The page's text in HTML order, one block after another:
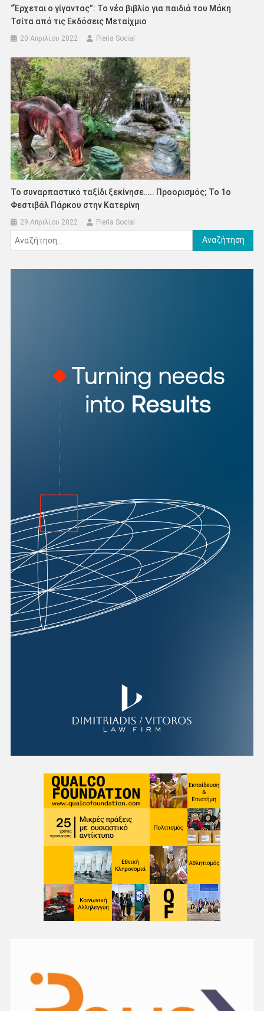
“Έρχεται ο γίγαντας”: Το νέο βιβλίο για παιδιά του Μάκη
Τσίτα από τις Εκδόσεις Μεταίχμιο
20 Απριλίου 2022 Pieria Social
Το συναρπαστικό ταξίδι ξεκίνησε….. Προορισμός; Το 1ο
Φεστιβάλ Πάρκου στην Κατερίνη
29 Απριλίου 2022 Pieria Social
Αναζήτηση
για: